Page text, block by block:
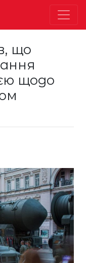
що
щодо